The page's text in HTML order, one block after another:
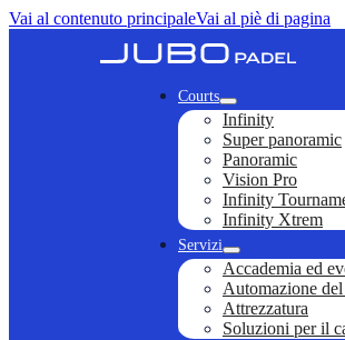
Vai al contenuto principaleVai al piè di pagina
Courts
Infinity
Super panoramic
Panoramic
Vision Pro
Infinity
Infinity Xtrem
Servizi
Accademia ed
Automazione
Attrezzatura
Soluzioni per il